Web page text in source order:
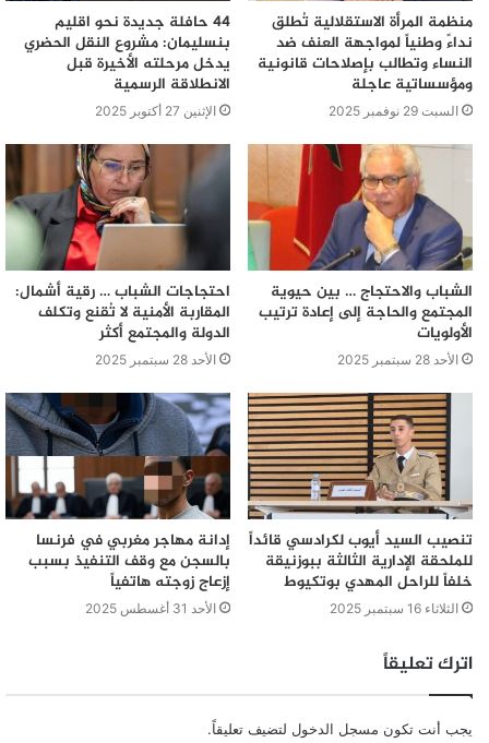
منظمة المرأة الاستقلالية تُطلق
نداءً وطنياً لمواجهة العنف ضد
النساء وتطالب بإصلاحات قانونية
ومؤسساتية عاجلة
السبت 29 نوفمبر 2025
44 حافلة جديدة نحو اقليم
بنسليمان: مشروع النقل الحضري
يدخل مرحلته الأخيرة قبل
الانطلاقة الرسمية
الإثنين 27 أكتوبر 2025
الشباب والاحتجاج … بين حيوية
المجتمع والحاجة إلى إعادة ترتيب
الأولويات
الأحد 28 سبتمبر 2025
احتجاجات الشباب … رقية أشمال:
المقاربة الأمنية لا تُقنع وتكلف
الدولة والمجتمع أكثر
الأحد 28 سبتمبر 2025
تنصيب السيد أيوب لكرادسي قائداً
للملحقة الإدارية الثالثة ببوزنيقة
خلفاً للراحل المهدي بوتكيوط
الثلاثاء 16 سبتمبر 2025
إدانة مهاجر مغربي في فرنسا
بالسجن مع وقف التنفيذ بسبب
إزعاج زوجته هاتفياً
الأحد 31 أغسطس 2025
اترك تعليقاً
يجب أنت تكون مسجل الدخول لتضيف تعليقاً.